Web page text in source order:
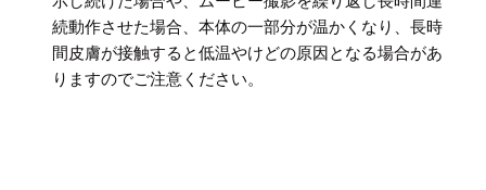
続動作させた場合、本体の一部分が温かくなり、長時
間皮膚が接触すると低温やけどの原因となる場合があ
りますのでご注意ください。